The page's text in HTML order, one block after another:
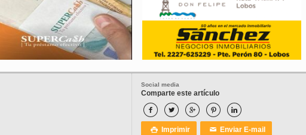
Social media
Comparte este artículo
    
 Imprimir ✉ Enviar E-mail